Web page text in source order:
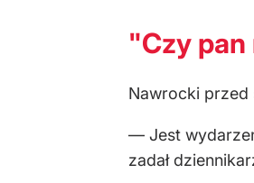
"Czy
Nawrocki przed
— Jest
zadał